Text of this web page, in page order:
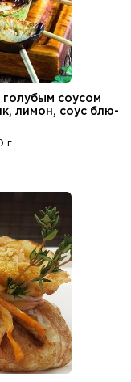
соусом
лимон, соус блю-
г.